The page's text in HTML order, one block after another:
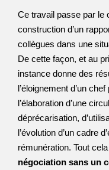
Ce travail passe par le
construction d’un
collègues dans une
De cette façon, et au
instance donne des
l’éloignement d’un
l’élaboration d’une
déprécarisation,
l’évolution d’un cadre
rémunération. Tout
négociation sans un